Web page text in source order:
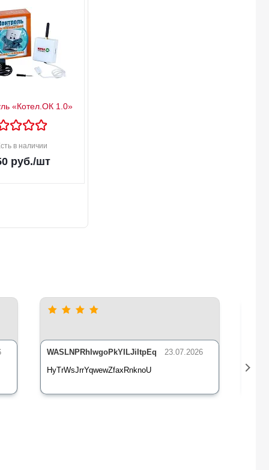
«Котел.ОК 1.0»
в наличии
руб./шт
23.07.2026
WASLNPRhIwgoPkYILJiItpEq
HyTrWsJrrYqwewZfaxRnknoU